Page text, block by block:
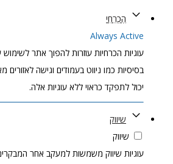
הֶכְרֵחִי
Always Active
עוגיות הכרחיות עוזרות להפוך אתר
בסיסיות כמו ניווט בעמודים וגישה
יכול לתפקד כראוי ללא עוגיות אלה.
שיווק
שיווק
עוגיות שיווק משמשות למעקב אחר